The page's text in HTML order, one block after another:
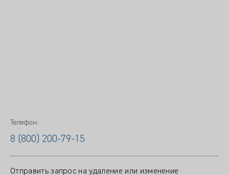
Телефон:
8 (800) 200-79-15
Отправить запрос на удаление или изменение